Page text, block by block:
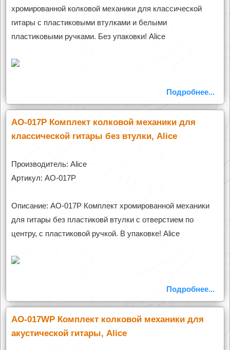
хромированной колковой механики для классической
гитары с пластиковыми втулками и белыми
пластиковыми ручками. Без упаковки! Alice
Подробнее...
AO-017P Комплект колковой механики для
классической гитары без втулки, Alice
Производитель: Alice
Артикул: AO-017P
Описание: AO-017P Комплект хромированной механики
для гитары без пластиковй втулки с отверстием по
центру, с пластиковой ручкой. В упаковке! Alice
Подробнее...
AO-017WP Комплект колковой механики для
акустической гитары, Alice